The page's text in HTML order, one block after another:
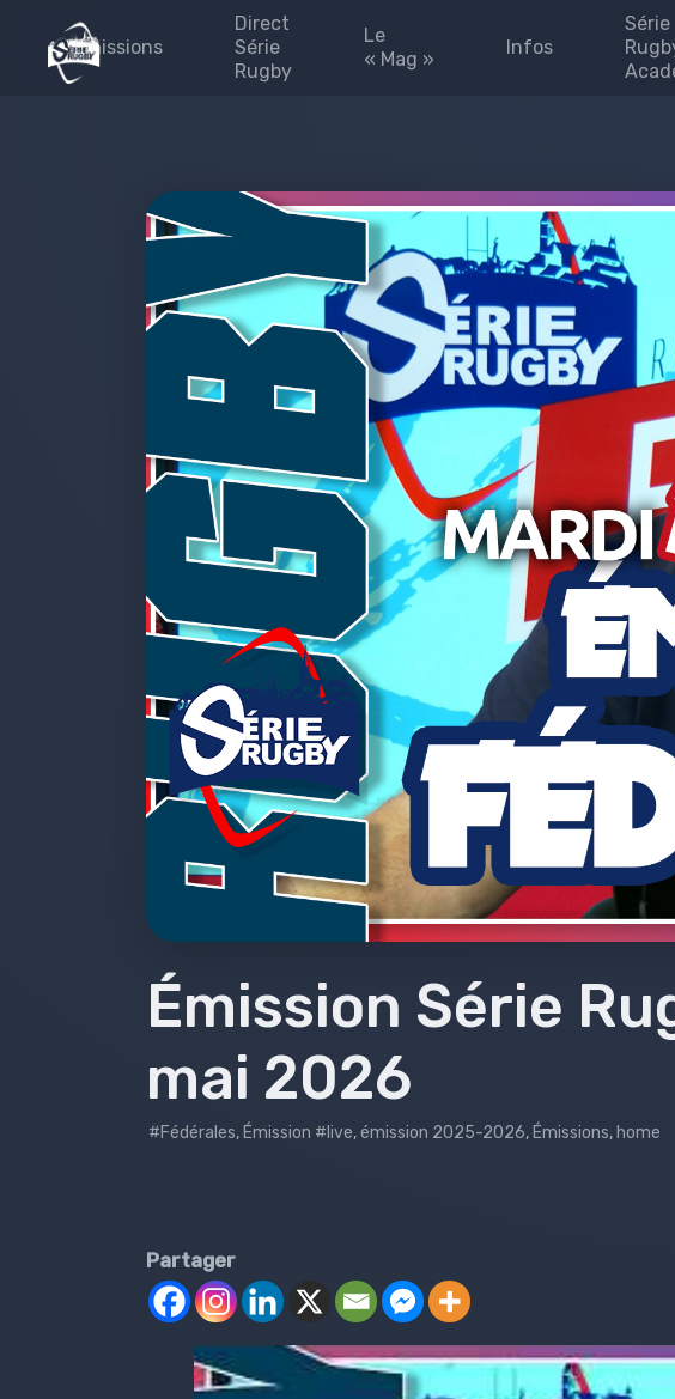
Emissions
#laPaletteVeo by Série
émission 2024-2025
Émission 2023-2024
Émission 2022-2023
Émission 2021-2022
Émission 2020-2021
Emissions 2019-2020
Emissions 2018-2019
Emissions 2017-2018
Émissions 2016-2017
Émissions 2015-2016
Émissions 2014-2015
Émissions 2013-2014
Bilans
Direct
Série
Rugby
Le
« Mag »
Infos
Partenaires
L’Equipe
Presse
site map
Prive
Série
Émission Série
mai 2026
#Fédérales, Émission #live,émission 2025-2026, Émissions, home
Partager